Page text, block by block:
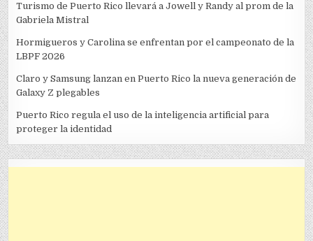
Turismo de Puerto Rico llevará a Jowell y Randy al prom de la
Gabriela Mistral
Hormigueros y Carolina se enfrentan por el campeonato de la
LBPF 2026
Claro y Samsung lanzan en Puerto Rico la nueva generación de
Galaxy Z plegables
Puerto Rico regula el uso de la inteligencia artificial para
proteger la identidad